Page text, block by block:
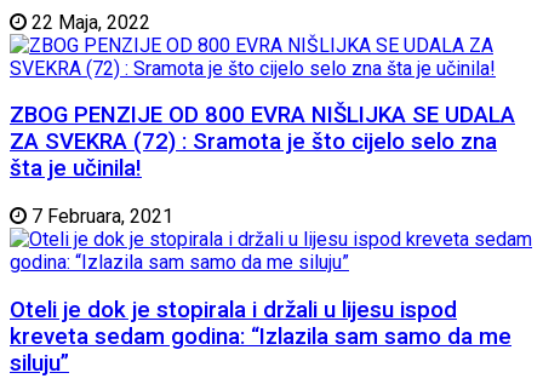
22 Maja, 2022
ZBOG PENZIJE OD 800 EVRA NIŠLIJKA SE UDALA
ZA SVEKRA (72) : Sramota je što cijelo selo zna
šta je učinila!
7 Februara, 2021
Oteli je dok je stopirala i držali u lijesu ispod
kreveta sedam godina: “Izlazila sam samo da me
siluju”